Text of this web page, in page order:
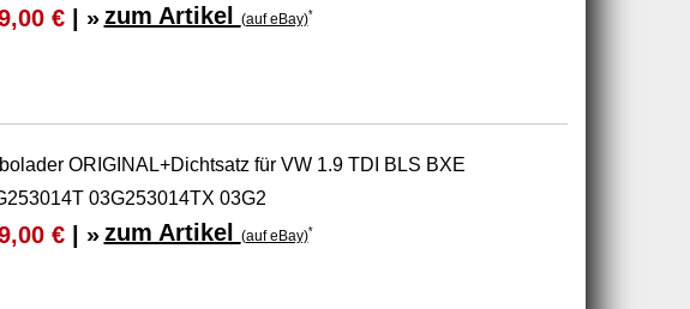
€| » zum Artikel (auf eBay)*
ORIGINAL+Dichtsatz für VW 1.9 TDI BLS BXE
03G253014TX 03G2
€| » zum Artikel (auf eBay)*